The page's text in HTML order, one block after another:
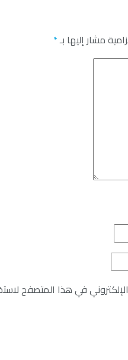
مشار إليها بـ*
في هذا المتصفح